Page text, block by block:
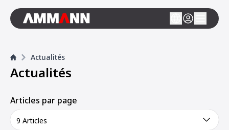
Actualités
Actualités
Articles par page
9 Articles